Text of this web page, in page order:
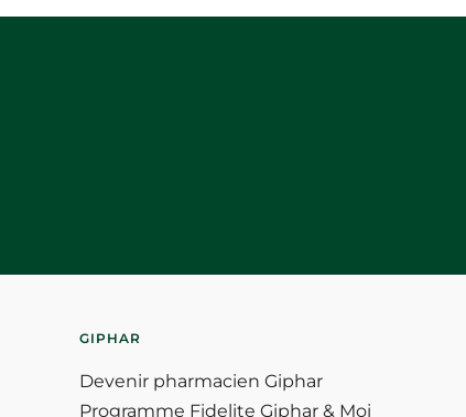
GIPHAR
Devenir pharmacien Giphar
Programme Fidelite Giphar & Moi